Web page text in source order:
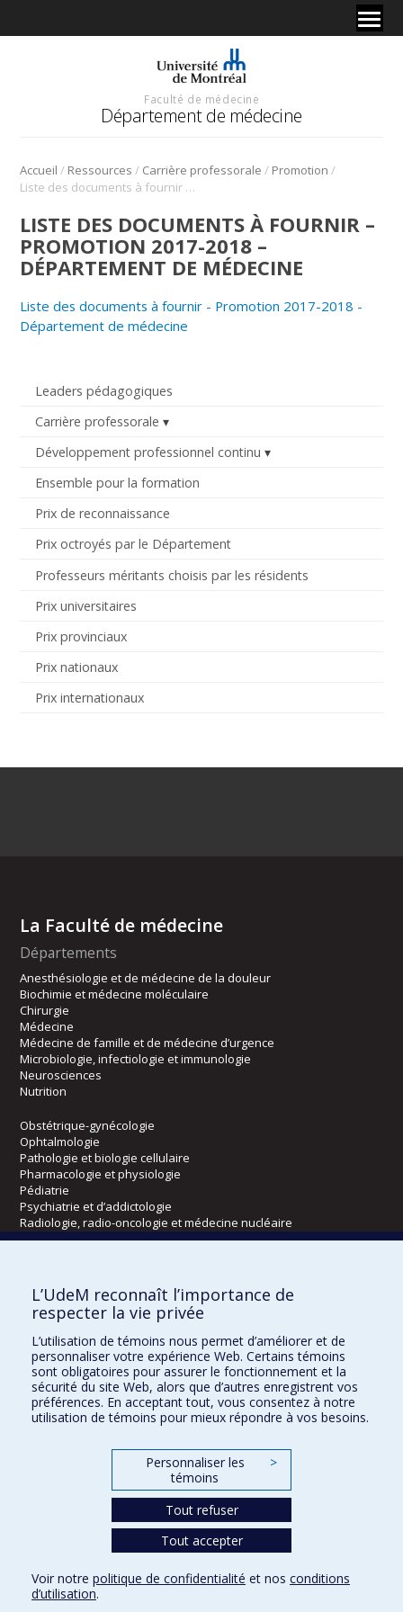
Faculté de médecine
Département de médecine
Accueil / Ressources / Carrière professorale / Promotion /
Liste des documents à fournir – Promotion 2017-2018 – Département de médecine
Leaders pédagogiques
Carrière professorale
Développement professionnel continu
Ensemble pour la formation
Prix de reconnaissance
Prix octroyés par le Département
Professeurs méritants choisis par les résidents
Prix universitaires
Prix provinciaux
Prix nationaux
Prix internationaux
LISTE DES DOCUMENTS À FOURNIR –
PROMOTION 2017-2018 –
DÉPARTEMENT DE MÉDECINE
Liste des documents à fournir - Promotion 2017-2018 -
Département de médecine
La Faculté de médecine
Départements
Anesthésiologie et de médecine de la douleur
Biochimie et médecine moléculaire
Chirurgie
Médecine
Médecine de famille et de médecine d’urgence
Microbiologie, infectiologie et immunologie
Neurosciences
Nutrition
Obstétrique-gynécologie
Ophtalmologie
Pathologie et biologie cellulaire
Pharmacologie et physiologie
Pédiatrie
Psychiatrie et d’addictologie
Radiologie, radio-oncologie et médecine nucléaire
Kinésiologie et des sciences de l’activité physique
Orthophonie et audiologie
Réadaptation
Directions
DPC
CPASS
L’UdeM reconnaît l’importance de
respecter la vie privée
L’utilisation de témoins nous permet d’améliorer et de
personnaliser votre expérience Web. Certains témoins
sont obligatoires pour assurer le fonctionnement et la
sécurité du site Web, alors que d’autres enregistrent vos
préférences. En acceptant tout, vous consentez à notre
utilisation de témoins pour mieux répondre à vos besoins.
Personnaliser les
témoins
>
Tout refuser
Tout accepter
Voir notre politique de confidentialité et nos conditions
d’utilisation.